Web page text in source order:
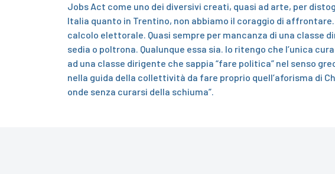
Jobs Act come uno dei diversivi creati, quasi ad arte, per
Italia quanto in Trentino, non abbiamo il coraggio di
calcolo elettorale. Quasi sempre per mancanza di una classe
sedia o poltrona. Qualunque essa sia. Io ritengo che l’unica
ad una classe dirigente che sappia “fare politica” nel senso
nella guida della collettività da fare proprio quell’aforisma di
onde senza curarsi della schiuma”.